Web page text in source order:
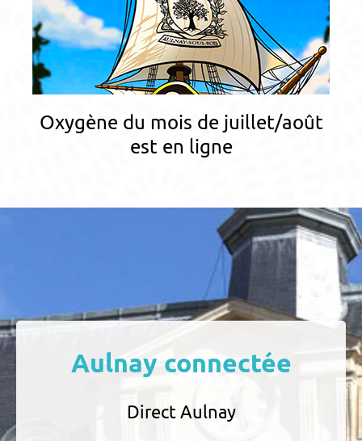
Oxygène du mois de juillet/août
est en ligne
Aulnay connectée
Direct Aulnay